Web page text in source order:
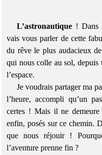
L’astronautique ! Dans
vais vous parler de cette
du rêve le plus audacieux
qui nous colle au sol, depuis
l’espace.
Je voudrais partager ma
l’heure, accompli qu’un
certes ! Mais il ne
enfin, posés sur ce chemin.
que nous réjouir !
l’aventure prenne fin ?